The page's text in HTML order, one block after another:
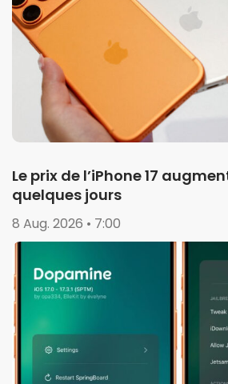
Le prix de l’iPhone 17
quelques jours
8 Aug. 2026 • 7:00